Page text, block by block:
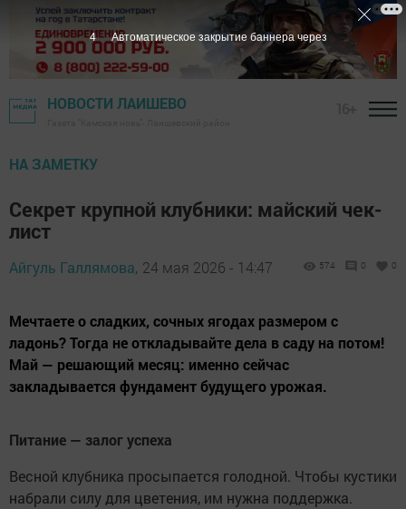
НОВОСТИ ЛАИШЕВО
НА ЗАМЕТКУ
Секрет крупной клубники: майский чек-
лист
Айгуль Галлямова, 24 мая 2026 - 14:47 574 0 0
Мечтаете о сладких, сочных ягодах размером с
ладонь? Тогда не откладывайте дела в саду на потом!
Май — решающий месяц: именно сейчас
закладывается фундамент будущего урожая.
Питание — залог успеха
Весной клубника просыпается голодной. Чтобы кустики
набрали силу для цветения, им нужна поддержка.
2 Автоматическое закрытие баннера через